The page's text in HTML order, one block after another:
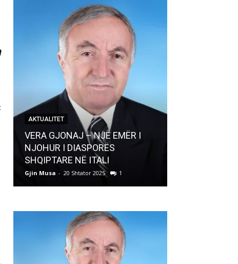
AKTUALITET
VERA GJONAJ – NJË EMËR I
NJOHUR I DIASPORËS
SHQIPTARE NË ITALI
Gjin Musa - 20 Shtator 2025 1